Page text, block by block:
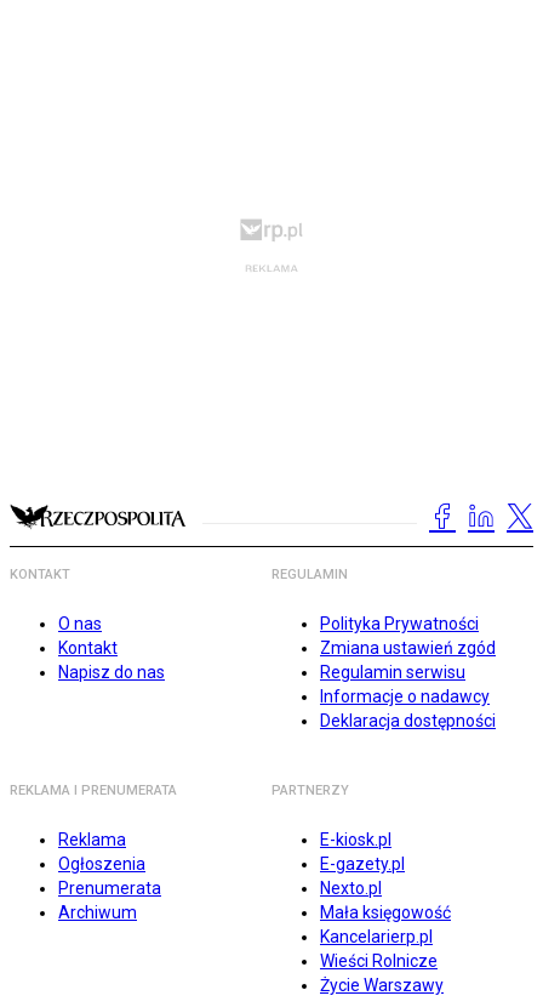
KONTAKT
O nas
Kontakt
Napisz do nas
REGULAMIN
Polityka Prywatności
Zmiana ustawień zgód
Regulamin serwisu
Informacje o nadawcy
Deklaracja dostępności
REKLAMA I PRENUMERATA
Reklama
Ogłoszenia
Prenumerata
Archiwum
PARTNERZY
E-kiosk.pl
E-gazety.pl
Nexto.pl
Mała księgowość
Kancelarierp.pl
Wieści Rolnicze
Życie Warszawy